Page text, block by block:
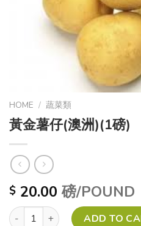
HOME / 蔬菜類
黃金薯仔(澳洲)(1磅)
$ 20.00 磅/POUND
黃金薯仔(澳洲)(1磅) quantity
ADD TO